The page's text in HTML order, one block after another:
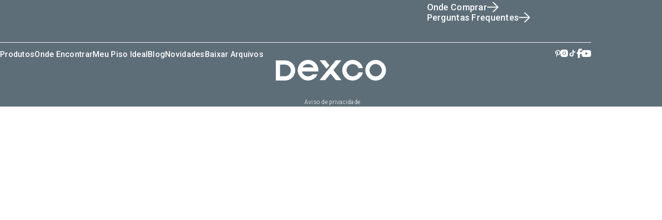
Onde Comprar
Perguntas Frequentes
ProdutosOnde EncontrarMeu Piso IdealBlogNovidadesBaixar Arquivos
Aviso de privacidade